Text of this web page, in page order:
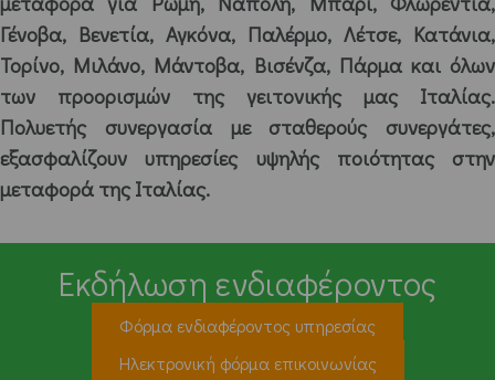
Γένοβα, Βενετία, Αγκόνα, Παλέρμο, Λέτσε, Κατάνια,
Τορίνο, Μιλάνο, Μάντοβα, Βισένζα, Πάρμα και όλων
των προορισμών της γειτονικής μας Ιταλίας.
Πολυετής συνεργασία με σταθερούς συνεργάτες,
εξασφαλίζουν υπηρεσίες υψηλής ποιότητας στην
μεταφορά της Ιταλίας.
Εκδήλωση ενδιαφέροντος
Φόρμα ενδιαφέροντος υπηρεσίας
Ηλεκτρονική φόρμα επικοινωνίας